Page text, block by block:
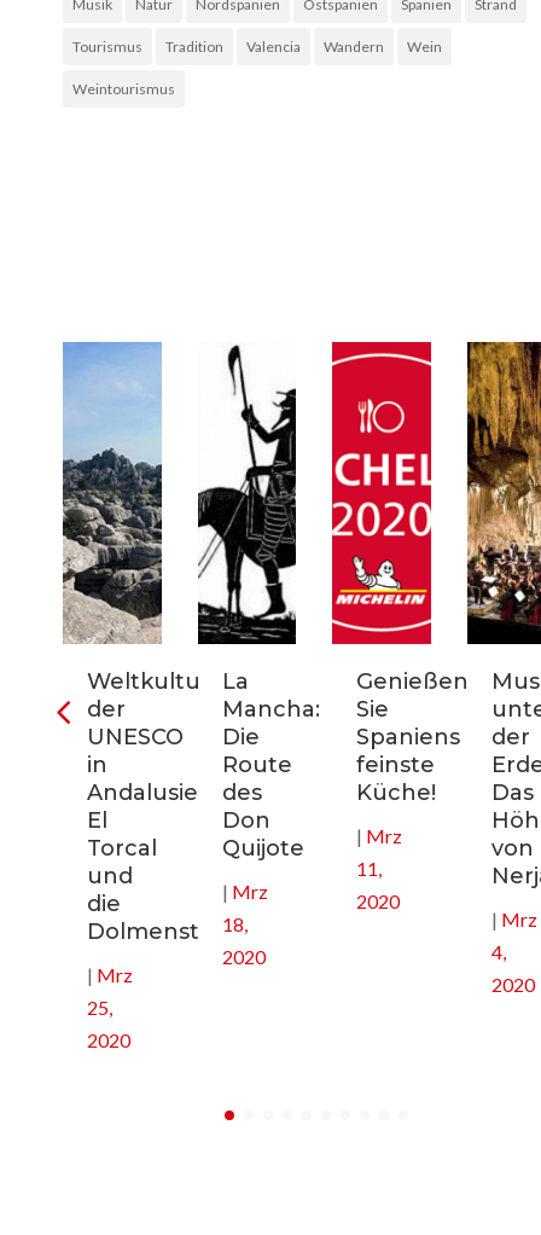
Musik Natur Nordspanien Ostspanien Spanien Strand
Tourismus Tradition Valencia Wandern Wein
Weintourismus
Weltkulturerbe
der
UNESCO
in
Andalusien:
El
Torcal
und
die
Dolmenstätten
| Mrz
25,
2020
La
Mancha:
Die
Route
des
Don
Quijote
| Mrz
18,
2020
Genießen
Sie
Spaniens
feinste
Küche!
| Mrz
11,
2020
der
Das
von
| Mrz
4,
2020